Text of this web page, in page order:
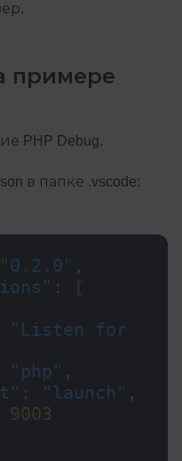
примере
PHP Debug.
в папке .vscode:
"0.2.0" ,
:
"Listen for
"php" ,
: "launch" ,
9003